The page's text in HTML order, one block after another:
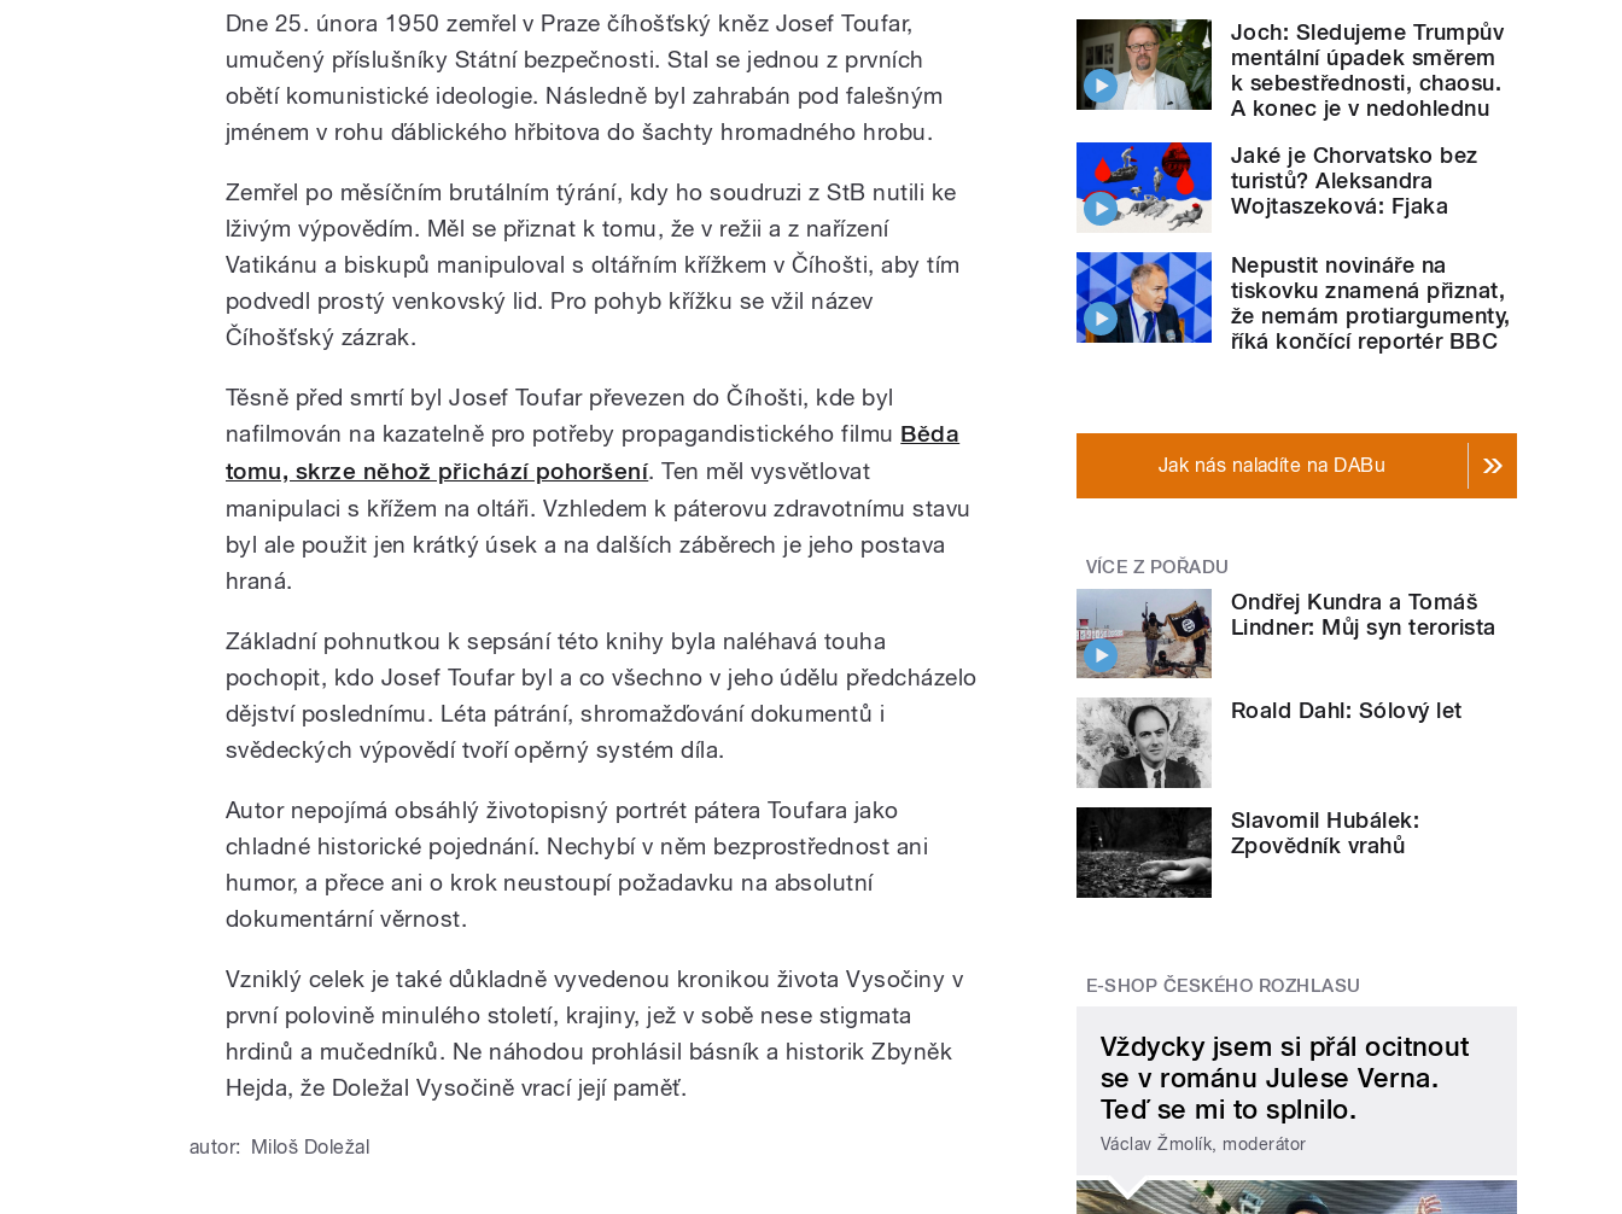
Dne 25. února 1950 zemřel v Praze číhošťský kněz Josef Toufar,
umučený příslušníky Státní bezpečnosti. Stal se jednou z prvních
obětí komunistické ideologie. Následně byl zahrabán pod falešným
jménem v rohu ďáblického hřbitova do šachty hromadného hrobu.
Zemřel po měsíčním brutálním týrání, kdy ho soudruzi z StB nutili ke
lživým výpovědím. Měl se přiznat k tomu, že v režii a z nařízení
Vatikánu a biskupů manipuloval s oltářním křížkem v Číhošti, aby tím
podvedl prostý venkovský lid. Pro pohyb křížku se vžil název
Číhošťský zázrak.
Těsně před smrtí byl Josef Toufar převezen do Číhošti, kde byl
nafilmován na kazatelně pro potřeby propagandistického filmu Běda
tomu, skrze něhož přichází pohoršení. Ten měl vysvětlovat
manipulaci s křížem na oltáři. Vzhledem k páterovu zdravotnímu stavu
byl ale použit jen krátký úsek a na dalších záběrech je jeho postava
hraná.
Základní pohnutkou k sepsání této knihy byla naléhavá touha
pochopit, kdo Josef Toufar byl a co všechno v jeho údělu předcházelo
dějství poslednímu. Léta pátrání, shromažďování dokumentů i
svědeckých výpovědí tvoří opěrný systém díla.
Autor nepojímá obsáhlý životopisný portrét pátera Toufara jako
chladné historické pojednání. Nechybí v něm bezprostřednost ani
humor, a přece ani o krok neustoupí požadavku na absolutní
dokumentární věrnost.
Vzniklý celek je také důkladně vyvedenou kronikou života Vysočiny v
první polovině minulého století, krajiny, jež v sobě nese stigmata
hrdinů a mučedníků. Ne náhodou prohlásil básník a historik Zbyněk
Hejda, že Doležal Vysočině vrací její paměť.
autor: Miloš Doležal
Joch: Sledujeme Trumpův
mentální úpadek směrem
k sebestřednosti, chaosu.
A konec je v nedohlednu
Jaké je Chorvatsko bez
turistů? Aleksandra
Wojtaszeková: Fjaka
Nepustit novináře na
tiskovku znamená přiznat,
že nemám protiargumenty,
říká končící reportér BBC
Jak nás naladíte na DABu
VÍCE Z POŘADU
Ondřej Kundra a Tomáš
Lindner: Můj syn terorista
Roald Dahl: Sólový let
Slavomil Hubálek:
Zpovědník vrahů
E-SHOP ČESKÉHO ROZHLASU
Vždycky jsem si přál ocitnout
se v románu Julese Verna.
Teď se mi to splnilo.
Václav Žmolík, moderátor